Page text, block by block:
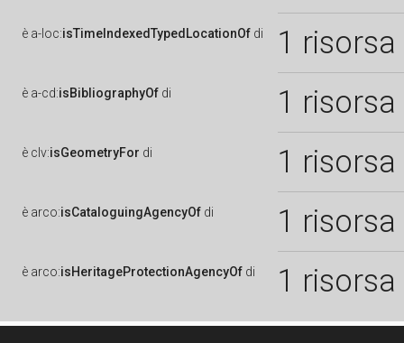
è a-loc:isTimeIndexedTypedLocationOf di 1 risorsa
è a-cd:isBibliographyOf di 1 risorsa
è clv:isGeometryFor di 1 risorsa
è arco:isCataloguingAgencyOf di 1 risorsa
è arco:isHeritageProtectionAgencyOf di 1 risorsa